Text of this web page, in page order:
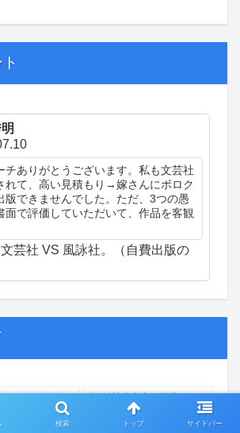
チありがとうございます。私も文芸社
れて、高い見積もり→嫁さんにボロク
版できませんでした。ただ、3つの愚
面で評価していただいて、作品を客観
芸社 VS 風詠社。（自費出版の
おぎゃあ 精神病患者の日常
うか 一回休み ついカッとなった
検索 トップ サイドバー